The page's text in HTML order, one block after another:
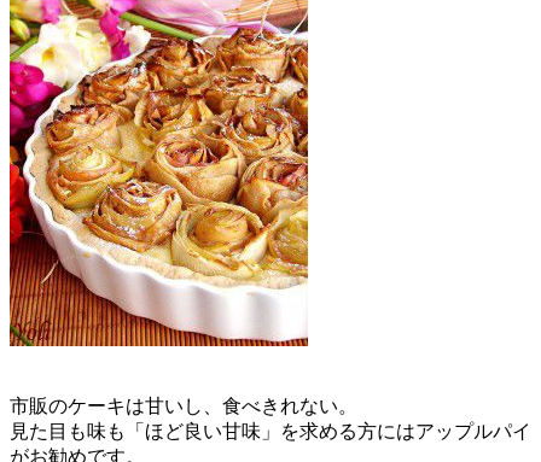
市販のケーキは甘いし、食べきれない。
見た目も味も「ほど良い甘味」を求める方にはアップルパイ
がお勧めです。